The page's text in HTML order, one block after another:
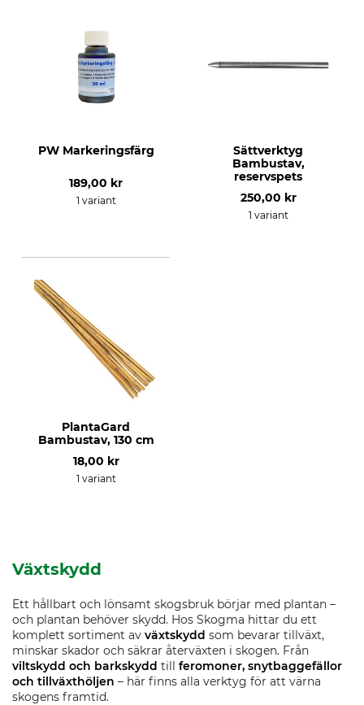
PW Markeringsfärg
189,00 kr
1 variant
Sättverktyg
Bambustav,
reservspets
250,00 kr
1 variant
PlantaGard
Bambustav, 130 cm
18,00 kr
1 variant
Växtskydd
Ett hållbart och lönsamt skogsbruk börjar med plantan –
och plantan behöver skydd. Hos Skogma hittar du ett
komplett sortiment av växtskydd som bevarar tillväxt,
minskar skador och säkrar återväxten i skogen. Från
viltskydd och barkskydd till feromoner, snytbaggefällor
och tillväxthöljen – här finns alla verktyg för att värna
skogens framtid.